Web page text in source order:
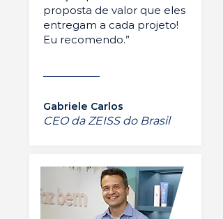
proposta de valor que eles
entregam a cada projeto!
Eu recomendo.”
Gabriele Carlos
CEO da ZEISS do Brasil